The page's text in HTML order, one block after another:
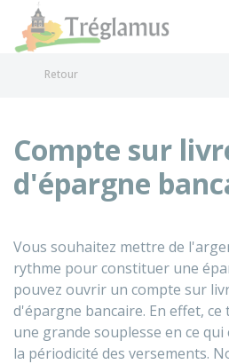
Retour
Compte sur
d'épargne
Vous souhaitez mettre de
rythme pour constituer une
pouvez ouvrir un compte sur
d'épargne bancaire. En effet,
une grande souplesse en ce
la périodicité des versements.